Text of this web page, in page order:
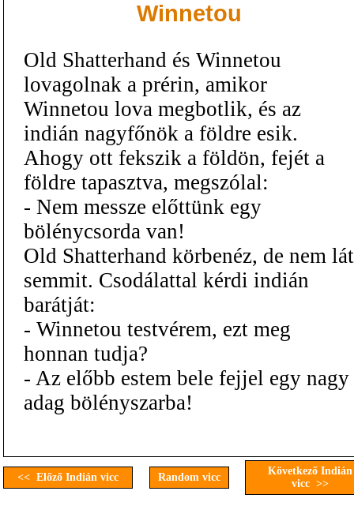
Winnetou
Old Shatterhand és Winnetou
lovagolnak a prérin, amikor
Winnetou lova megbotlik, és az
indián nagyfőnök a földre esik.
Ahogy ott fekszik a földön, fejét a
földre tapasztva, megszólal:
- Nem messze előttünk egy
bölénycsorda van!
Old Shatterhand körbenéz, de nem lát
semmit. Csodálattal kérdi indián
barátját:
- Winnetou testvérem, ezt meg
honnan tudja?
- Az előbb estem bele fejjel egy nagy
adag bölényszarba!
<< Előző Indián vicc Random vicc
Következő Indián
vicc >>